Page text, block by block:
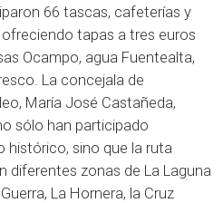
66 tascas, cafeterías y
tapas a tres euros
Ocampo, agua Fuentealta,
La concejala de
María José Castañeda,
sólo han participado
histórico, sino que la ruta
diferentes zonas de La Laguna
La Hornera, la Cruz